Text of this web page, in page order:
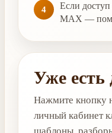
4
Если
MAX —
Уже есть
Нажмите кнопку
личный кабинет